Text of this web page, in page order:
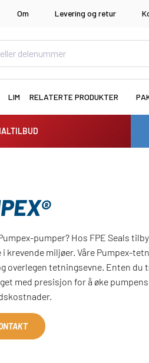
Om Levering og retur
LIM RELATERTE PRODUKTER
pumper? Hos FPE Seals
krevende miljøer. Våre Pumpex-
overlegen tetningsevne. Enten du
med presisjon for å øke